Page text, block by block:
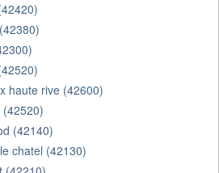
haute rive (42600)
(42140)
chatel (42130)